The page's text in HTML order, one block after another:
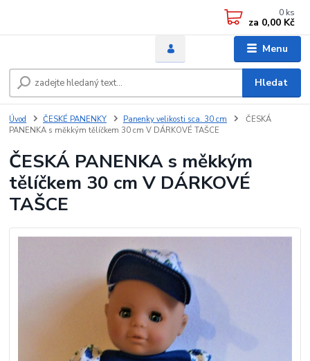
Menu
Hledat
0 ks
za 0,00 Kč
Úvod ČESKÉ PANENKY Panenky velikosti sca. 30 cm
ČESKÁ
PANENKA s měkkým tělíčkem 30 cm V DÁRKOVÉ TAŠCE
ČESKÁ PANENKA s měkkým
tělíčkem 30 cm V DÁRKOVÉ
TAŠCE